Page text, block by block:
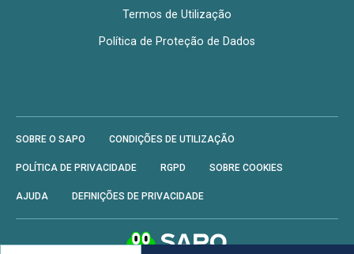
Termos de Utilização
Política de Proteção de Dados
SOBRE O SAPO CONDIÇÕES DE UTILIZAÇÃO
POLÍTICA DE PRIVACIDADE RGPD SOBRE COOKIES
AJUDA DEFINIÇÕES DE PRIVACIDADE